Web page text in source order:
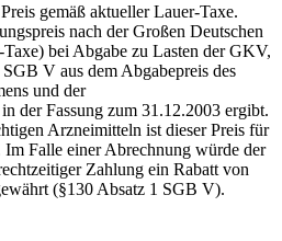
gemäß aktueller Lauer-Taxe.
nach der Großen Deutschen
bei Abgabe zu Lasten der GKV,
V aus dem Abgabepreis des
und der
der Fassung zum 31.12.2003 ergibt.
Arzneimitteln ist dieser Preis für
Falle einer Abrechnung würde der
Zahlung ein Rabatt von
(§130 Absatz 1 SGB V).